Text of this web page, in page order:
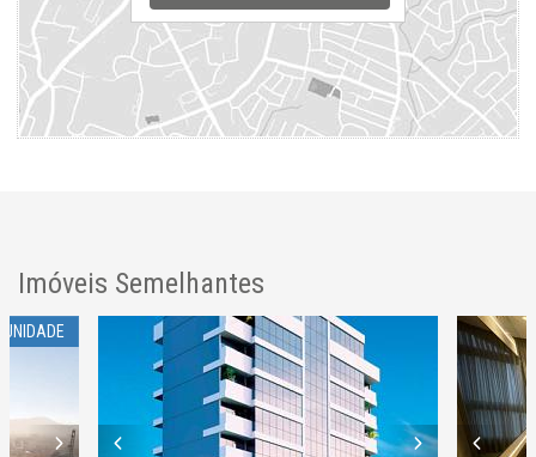
Rua Lauro Muller
Fazenda
Itajaí /
SC
ver mapa abaixo
Imóveis Semelhantes